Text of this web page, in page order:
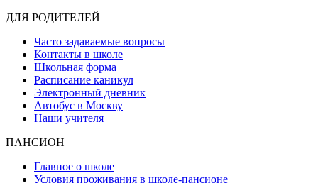
ДЛЯ РОДИТЕЛЕЙ
Часто задаваемые вопросы
Контакты в школе
Школьная форма
Расписание каникул
Электронный дневник
Автобус в Москву
Наши учителя
ПАНСИОН
Главное о школе
Условия проживания в школе-пансионе